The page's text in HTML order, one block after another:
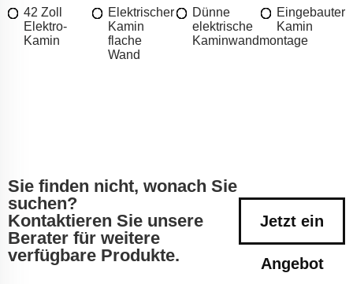
42 Zoll
Elektro-
Kamin
Elektrischer
Kamin
flache
Wand
Dünne
elektrische
Kaminwandmontage
Eingebauter
Kamin
Sie finden nicht, wonach Sie
suchen?
Kontaktieren Sie unsere
Berater für weitere
verfügbare Produkte.
Jetzt ein
Angebot